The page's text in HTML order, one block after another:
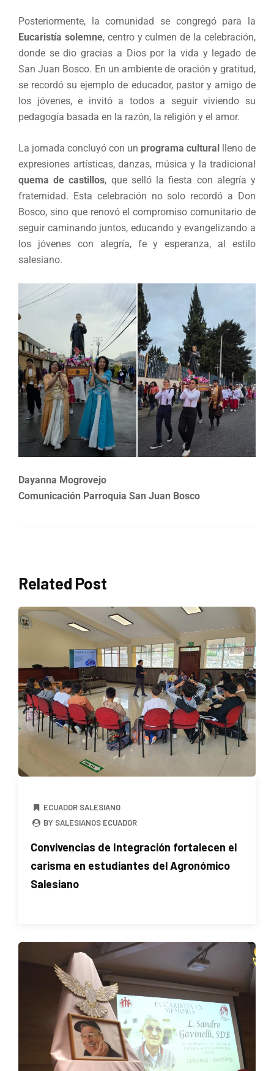
Posteriormente, la comunidad se congregó para la
Eucaristía solemne, centro y culmen de la celebración,
donde se dio gracias a Dios por la vida y legado de
San Juan Bosco. En un ambiente de oración y gratitud,
se recordó su ejemplo de educador, pastor y amigo de
los jóvenes, e invitó a todos a seguir viviendo su
pedagogía basada en la razón, la religión y el amor.
La jornada concluyó con un programa cultural
lleno de
expresiones artísticas, danzas, música y la tradicional
quema de castillos, que selló la fiesta con alegría y
fraternidad. Esta celebración no solo recordó a Don
Bosco, sino que renovó el compromiso comunitario de
seguir caminando juntos, educando y evangelizando a
los jóvenes con alegría, fe y esperanza, al estilo
salesiano.
Dayanna Mogrovejo
Comunicación Parroquia San Juan Bosco
Related Post
ECUADOR SALESIANO
BY SALESIANOS ECUADOR
Convivencias de Integración fortalecen el
carisma en estudiantes del Agronómico
Salesiano